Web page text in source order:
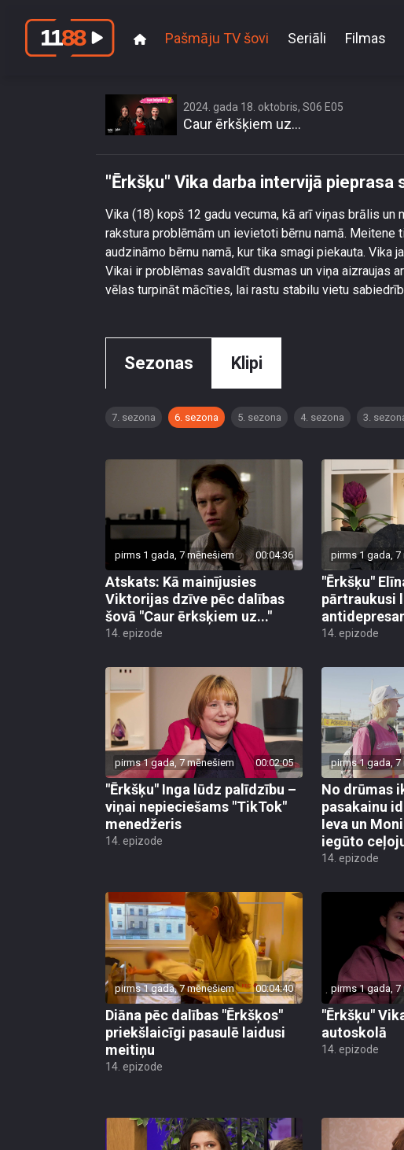
Pašmāju TV šovi Seriāli Filmas
2024. gada 18. oktobris, S06 E05
Caur ērkšķiem uz...
"Ērkšķu" Vika darba intervijā
Vika (18) kopš 12 gadu vecuma, kā arī viņas brālis
rakstura problēmām un ievietoti bērnu namā.
audzināmo bērnu namā, kur tika smagi piekauta. Vika
Vikai ir problēmas savaldīt dusmas un viņa aizraujas
vēlas turpināt mācīties, lai rastu stabilu vietu
Sezonas Klipi
7. sezona 6. sezona 5. sezona 4. sezona 3.
pirms 1 gada, 7 mēnešiem 00:04:36
Atskats: Kā mainījusies
Viktorijas dzīve pēc dalības
šovā "Caur ērksķiem uz..."
14. epizode
pirms 1 gada, 7
"Ērkšķu"
pārtraukusi
14. epizode
pirms 1 gada, 7 mēnešiem 00:02:05
"Ērkšķu" Inga lūdz palīdzību –
viņai nepieciešams "TikTok"
menedžeris
14. epizode
pirms 1 gada, 7
No drūmas
pasakainu
Ieva un
iegūto
14. epizode
pirms 1 gada, 7 mēnešiem 00:04:40
Diāna pēc dalības "Ērkšķos"
priekšlaicīgi pasaulē laidusi
meitiņu
14. epizode
pirms 1 gada, 7
"Ērkšķu"
autoskolā
14. epizode